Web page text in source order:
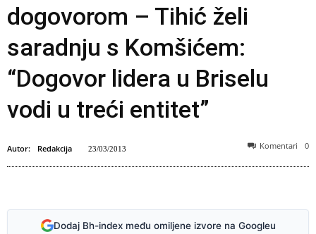
dogovorom – Tihić želi
saradnju s Komšićem:
“Dogovor lidera u Briselu
vodi u treći entitet”
Autor: Redakcija 23/03/2013 Komentari 0
Dodaj Bh-index među omiljene izvore na Googleu